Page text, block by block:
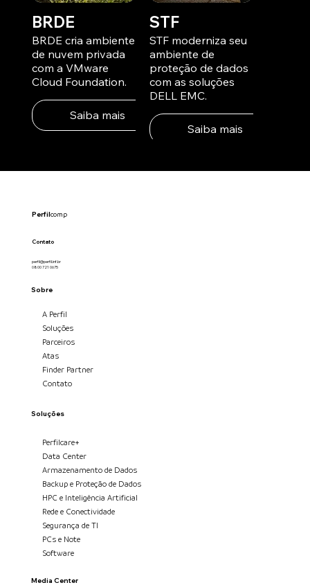
BRDE
BRDE cria ambiente
de nuvem privada
com a VMware
Cloud Foundation.
Saiba mais
STF
STF moderniza seu
ambiente de
proteção de dados
com as soluções
DELL EMC.
Saiba mais
Perfilcomp
Contato
perfil@perfil.inf.br
0800 721 0675
Sobre
Soluções
Media Center
A Perfil
Soluções
Parceiros
Atas
Finder Partner
Contato
Perfilcare+
Data Center
Armazenamento de Dados
Backup e Proteção de Dados
HPC e Inteligência Artificial
Rede e Conectividade
Segurança de TI
PCs e Note
Software